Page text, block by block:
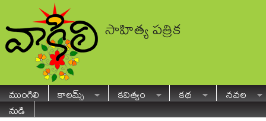
సాహిత్య పత్రిక
ముంగిలి కాలమ్స్ కవిత్వం కథ
నవల
నుడి